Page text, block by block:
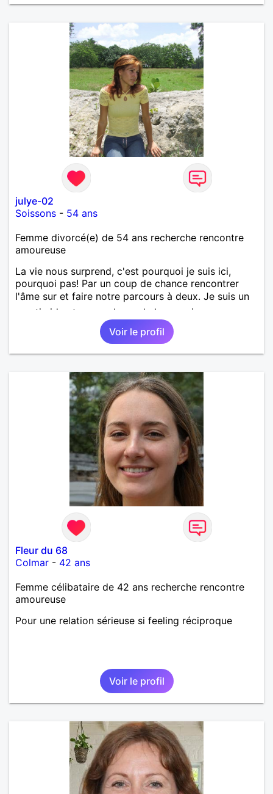
julye-02
Soissons - 54 ans
Femme divorcé(e) de 54 ans recherche rencontre
amoureuse
La vie nous surprend, c'est pourquoi je suis ici,
pourquoi pas! Par un coup de chance rencontrer
l'âme sur et faire notre parcours à deux. Je suis un
peu timide et un peu bavarde lorsque je me sens
bien. J'attends de vos nouvelles.
Voir le profil
Fleur du 68
Colmar - 42 ans
Femme célibataire de 42 ans recherche rencontre
amoureuse
Pour une relation sérieuse si feeling réciproque
Voir le profil